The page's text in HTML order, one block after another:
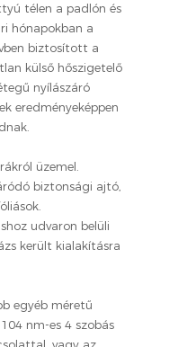
télen a padlón és
hónapokban a
biztosított a
külső hőszigetelő
nyílászáró
eredményeképpen
üzemel.
biztonsági ajtó,
udvaron belüli
került kialakításra
egyéb méretű
nm-es 4 szobás